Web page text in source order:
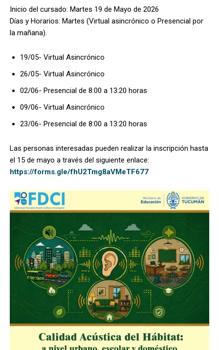
Inicio del cursado: Martes 19 de Mayo de 2026
Días y Horarios: Martes (Virtual asincrónico o Presencial por
la mañana).
19/05- Virtual Asincrónico
26/05- Virtual Asincrónico
02/06- Presencial de 8:00 a 13:20 horas
09/06- Virtual Asincrónico
23/06- Presencial de 8:00 a 13:20 horas
Las personas interesadas pueden realizar la inscripción hasta
el 15 de mayo a través del siguiente enlace:
https://forms.gle/fhU2Tmg8aVMeTF677